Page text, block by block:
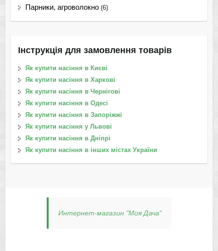
Парники, агроволокно (6)
Інструкція для замовлення товарів
Як купити насіння в Києві
Як купити насіння в Харкові
Як купити насіння в Чернігові
Як купити насіння в Одесі
Як купити насіння в Запоріжжі
Як купити насіння у Львові
Як купити насіння в Дніпрі
Як купити насіння в інших містах України
Интернет-магазин "Моя Дача"